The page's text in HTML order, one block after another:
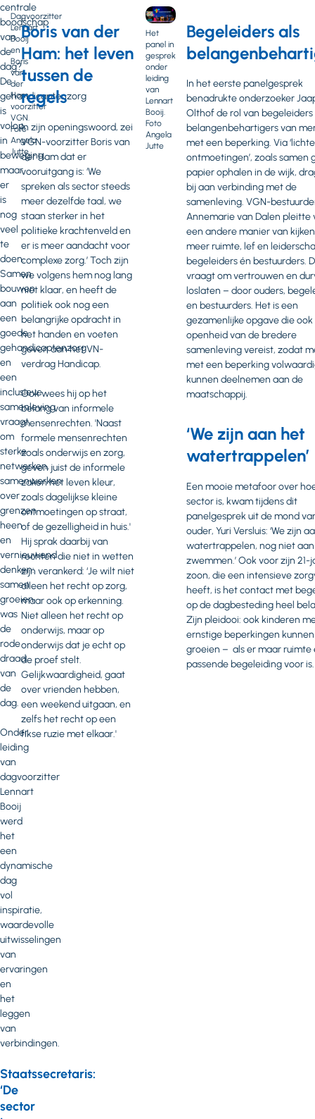
centrale
boodschap
van
de
dag?
De
gehandicaptenzorg
is
volop
in
beweging,
maar
er
is
nog
veel
te
doen.
Samen
bouwen
aan
een
goede
gehandicaptenzorg
en
een
inclusieve
samenleving
vraagt
om
sterke
netwerken,
samenwerken
over
grenzen
heen
en
vernieuwend
denken:
samen
groeien
was
de
rode
draad
van
de
dag.
Onder
leiding
van
dagvoorzitter
Lennart
Booij
werd
het
een
dynamische
dag
vol
inspiratie,
waardevolle
uitwisselingen
van
ervaringen
en
het
leggen
van
verbindingen.
Staatssecretaris:
‘De
sector
Dagvoorzitter
Lennart
Booij
en
Boris
van
der
Ham,
voorzitter
VGN.
Foto
Angela
Jutte
Boris van der
Ham: het leven
tussen de
regels
In zijn openingswoord, zei
VGN-voorzitter Boris van
der Ham dat er
vooruitgang is: ‘We
spreken als sector steeds
meer dezelfde taal, we
staan sterker in het
politieke krachtenveld en
er is meer aandacht voor
complexe zorg.’ Toch zijn
we volgens hem nog lang
niet klaar, en heeft de
politiek ook nog een
belangrijke opdracht in
het handen en voeten
geven aan het VN-
verdrag Handicap.
Ook wees hij op het
belang van informele
mensenrechten. 'Naast
formele mensenrechten
zoals onderwijs en zorg,
geven juist de informele
zaken het leven kleur,
zoals dagelijkse kleine
ontmoetingen op straat,
of de gezelligheid in huis.'
Hij sprak daarbij van
rechten die niet in wetten
zijn verankerd: ‘Je wilt niet
alleen het recht op zorg,
maar ook op erkenning.
Niet alleen het recht op
onderwijs, maar op
onderwijs dat je echt op
de proef stelt.
Gelijkwaardigheid, gaat
over vrienden hebben,
een weekend uitgaan, en
zelfs het recht op een
fikse ruzie met elkaar.'
Het
panel in
gesprek
onder
leiding
van
Lennart
Booij.
Foto
Angela
Jutte
Begeleiders als
In het eerste panelgesprek
benadrukte onderzoeker
Olthof de rol van begeleiders
belangenbehartigers van
met een beperking. Via ‘lichte
ontmoetingen’, zoals samen
papier ophalen in de wijk,
bij aan verbinding met de
samenleving. VGN-
Annemarie van Dalen pleitte
een andere manier van
meer ruimte, lef en
begeleiders én bestuurders.
vraagt om vertrouwen en
loslaten – door ouders,
en bestuurders. Het is een
gezamenlijke opgave die ook
openheid van de bredere
samenleving vereist, zodat
met een beperking
kunnen deelnemen aan de
maatschappij.
‘We zijn aan het
watertrappelen’
Een mooie metafoor over
sector is, kwam tijdens dit
panelgesprek uit de mond
ouder, Yuri Versluis: ‘We zijn
watertrappelen, nog niet
zwemmen.’ Ook voor zijn 21-
zoon, die een intensieve
heeft, is het contact met
op de dagbesteding heel
Zijn pleidooi: ook kinderen
ernstige beperkingen kunnen
groeien – als er maar ruimte
passende begeleiding voor is.